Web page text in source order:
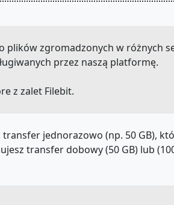
zgromadzonych w różnych
przez naszą platformę.
z zalet Filebit.
transfer jednorazowo (np. 50 GB),
transfer dobowy (50 GB) lub